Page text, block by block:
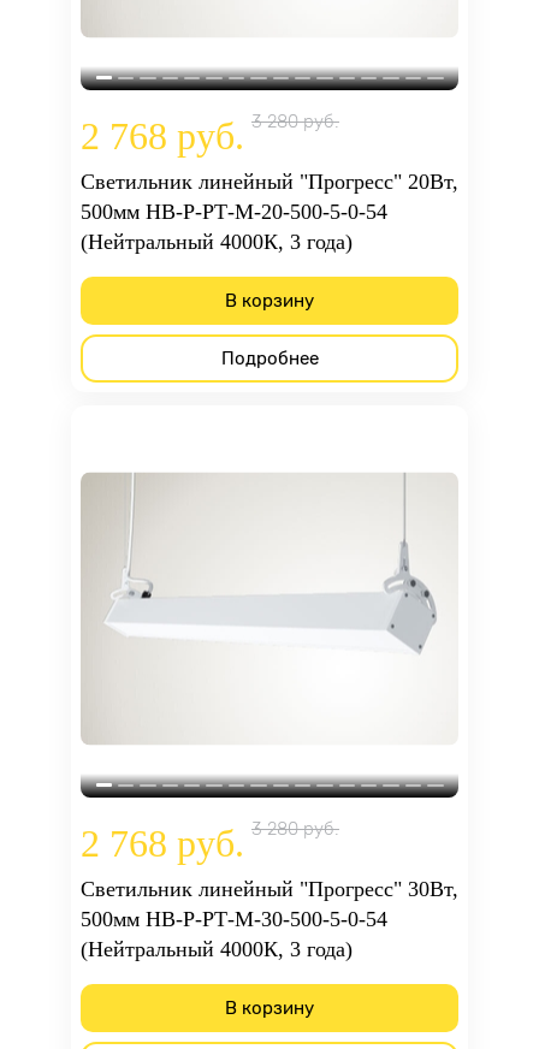
2 768 руб. 3 280 руб.
Светильник линейный "Прогресс" 20Вт,
500мм НВ-Р-РТ-М-20-500-5-0-54
(Нейтральный 4000К, 3 года)
В корзину
Подробнее
2 768 руб. 3 280 руб.
Светильник линейный "Прогресс" 30Вт,
500мм НВ-Р-РТ-М-30-500-5-0-54
(Нейтральный 4000К, 3 года)
В корзину